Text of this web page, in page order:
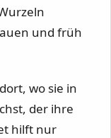
und früh
wo sie in
der ihre
hilft nur